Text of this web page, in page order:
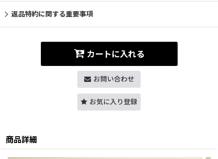
返品特約に関する重要事項
カートに入れる
お問い合わせ
お気に入り登録
商品詳細